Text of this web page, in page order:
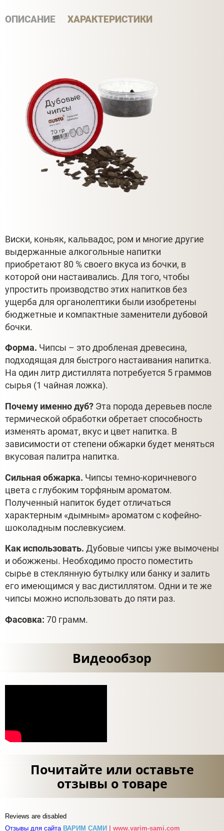
ОПИСАНИЕ ХАРАКТЕРИСТИКИ
Виски, коньяк, кальвадос, ром и многие другие
выдержанные алкогольные напитки
приобретают 80 % своего вкуса из бочки, в
которой они настаивались. Для того, чтобы
упростить производство этих напитков без
ущерба для органолептики были изобретены
бюджетные и компактные заменители дубовой
бочки.
Форма. Чипсы – это дробленая древесина,
подходящая для быстрого настаивания напитка.
На один литр дистиллята потребуется 5 граммов
сырья (1 чайная ложка).
Почему именно дуб? Эта порода деревьев после
термической обработки обретает способность
изменять аромат, вкус и цвет напитка. В
зависимости от степени обжарки будет меняться
вкусовая палитра напитка.
Сильная обжарка. Чипсы темно-коричневого
цвета с глубоким торфяным ароматом.
Полученный напиток будет отличаться
характерным «дымным» ароматом с кофейно-
шоколадным послевкусием.
Как использовать. Дубовые чипсы уже вымочены
и обожжены. Необходимо просто поместить
сырье в стеклянную бутылку или банку и залить
его имеющимся у вас дистиллятом. Одни и те же
чипсы можно использовать до пяти раз.
Фасовка: 70 грамм.
Видеообзор
Почитайте или оставьте
отзывы о товаре
Reviews are disabled
Отзывы для сайта ВАРИМ САМИ | www.varim-sami.com